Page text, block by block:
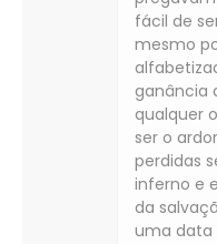
fácil de
mesmo
ganância
qualquer
ser o
perdidas
inferno e
da
uma data